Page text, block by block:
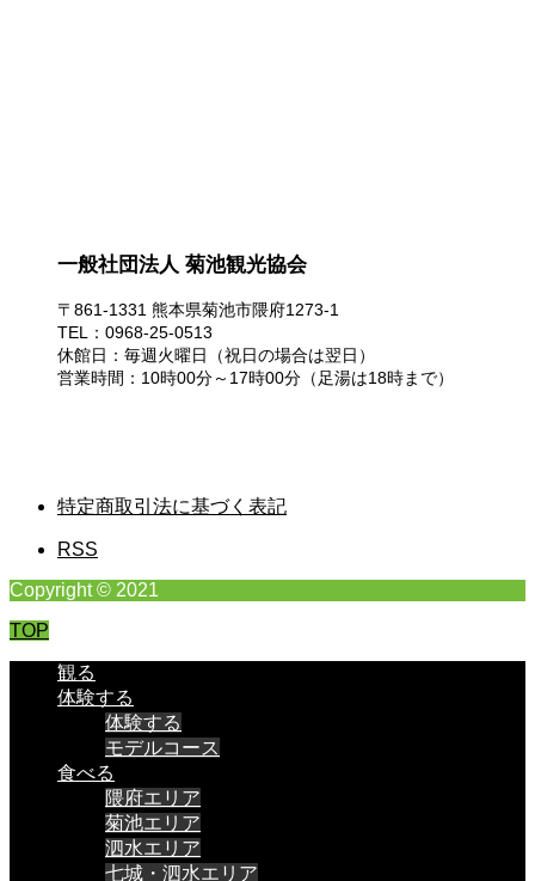
一般社団法人 菊池観光協会
〒861-1331 熊本県菊池市隈府1273-1
TEL：0968-25-0513
休館日：毎週火曜日（祝日の場合は翌日）
営業時間：10時00分～17時00分（足湯は18時まで）
特定商取引法に基づく表記
RSS
Copyright © 2021
TOP
観る
体験する
体験する
モデルコース
食べる
隈府エリア
菊池エリア
泗水エリア
七城・泗水エリア